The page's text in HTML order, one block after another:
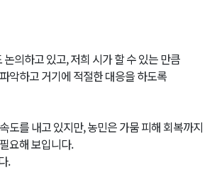
의하고 있고, 저희 시가 할 수 있는 만큼
악하고 거기에 적절한 대응을 하도록
도를 내고 있지만, 농민은 가뭄 피해 회복까지
요해 보입니다.
.